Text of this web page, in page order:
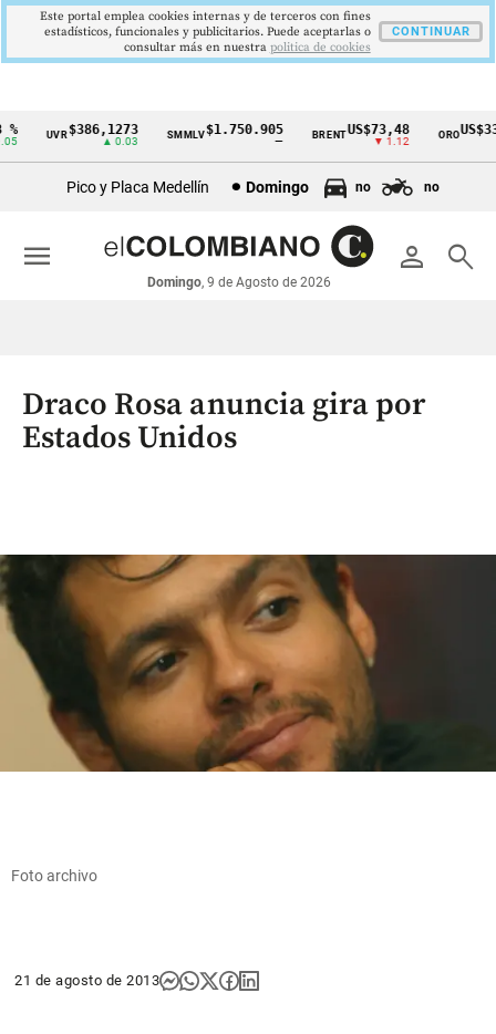
Cintillo
económicos
Colombia
UVR$386,1273
▲ 0.03
SMMLV$1.750.905 BRENTUS$73,48
▼ 1.12
ORO
Pico y Placa Medellín Domingo no no
person search
Domingo, 9 de Agosto de 2026
menu
Draco Rosa anuncia gira por
Estados Unidos
Foto archivo
21 de agosto de 2013
Este portal emplea cookies internas y de terceros con fines
estadísticos, funcionales y publicitarios. Puede aceptarlas o
consultar más en nuestra politica de cookies
CONTINUAR